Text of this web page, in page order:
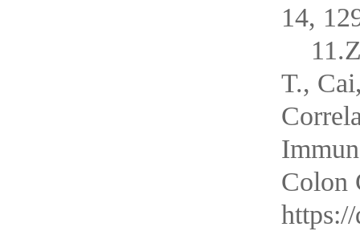
14,
T.,
Colon